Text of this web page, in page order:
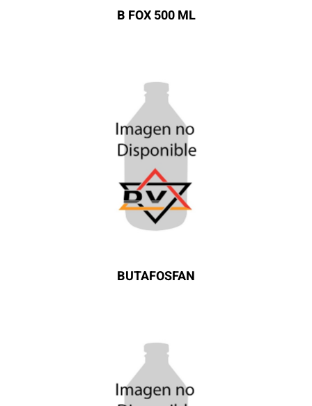
B FOX 500 ML
BUTAFOSFAN